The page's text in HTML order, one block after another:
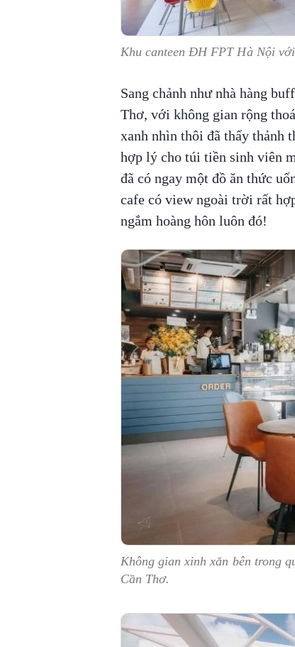
Khu canteen ĐH FPT Hà Nội
Sang chảnh như nhà hàng
Thơ, với không gian rộng
xanh nhìn thôi đã thấy thảnh
hợp lý cho túi tiền sinh viên
đã có ngay một đồ ăn thức
cafe có view ngoài trời rất
ngắm hoàng hôn luôn đó!
Không gian xinh xắn bên trong
Cần Thơ.